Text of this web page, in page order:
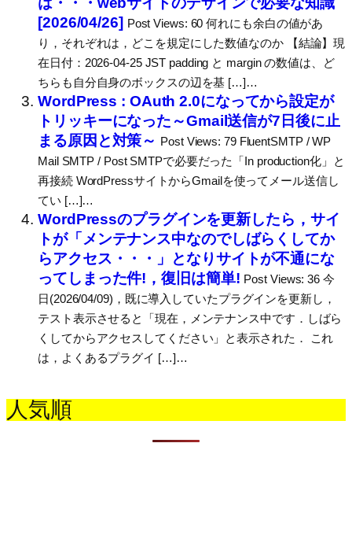
[2026/04/26] Post Views: 60 何れにも余白の値があ
り，それぞれは，どこを規定にした数値なのか 【結論】現
在日付：2026-04-25 JST padding と margin の数値は、ど
ちらも自分自身のボックスの辺を基 […]…
WordPress : OAuth 2.0になってから設定が
トリッキーになった～Gmail送信が7日後に止
まる原因と対策～ Post Views: 79 FluentSMTP / WP
Mail SMTP / Post SMTPで必要だった「In production化」と
再接続 WordPressサイトからGmailを使ってメール送信し
てい […]…
WordPressのプラグインを更新したら，サイ
トが「メンテナンス中なのでしばらくしてか
らアクセス・・・」となりサイトが不通にな
ってしまった件!，復旧は簡単! Post Views: 36 今
日(2026/04/09)，既に導入していたプラグインを更新し，
テスト表示させると「現在，メンテナンス中です．しばら
くしてからアクセスしてください」と表示された． これ
は，よくあるプラグイ […]…
人気順